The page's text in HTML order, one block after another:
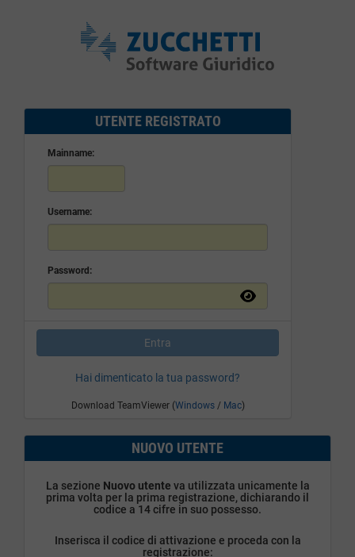
UTENTE REGISTRATO
Mainname:
Username:
Password:
Entra
Hai dimenticato la tua password?
Download TeamViewer (Windows/ Mac)
NUOVO UTENTE
La sezione Nuovo utente va utilizzata unicamente la
prima volta per la prima registrazione, dichiarando il
codice a 14 cifre in suo possesso.
Inserisca il codice di attivazione e proceda con la
registrazione: